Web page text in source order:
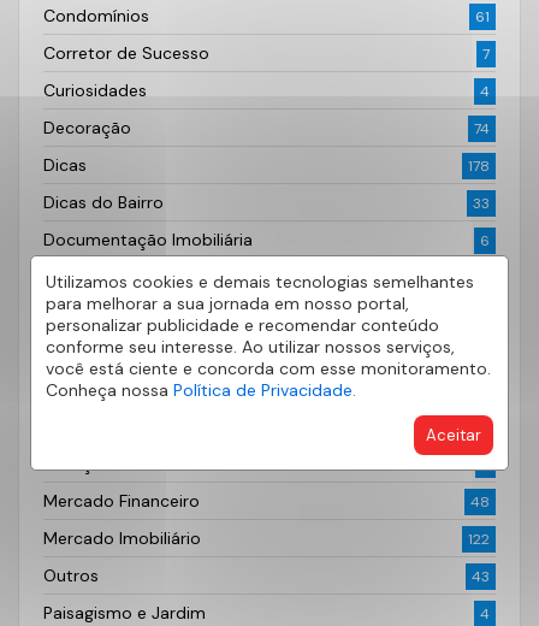
Utilizamos cookies e demais tecnologias semelhantes
para melhorar a sua jornada em nosso portal,
personalizar publicidade e recomendar conteúdo
conforme seu interesse. Ao utilizar nossos serviços,
você está ciente e concorda com esse monitoramento.
Conheça nossa Política de Privacidade.
Aceitar
Condomínios 61
Corretor de Sucesso 7
Curiosidades 4
Decoração 74
Dicas 178
Dicas do Bairro 33
Documentação Imobiliária 6
Fotografia
Imóveis
Imóveis à venda
Investimento
Mercado Financeiro 48
Mercado Imobiliário 122
Outros 43
Paisagismo e Jardim 4